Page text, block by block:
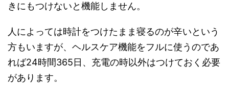
きにもつけないと機能しません。
人によっては時計をつけたまま寝るのが辛いという
方もいますが、ヘルスケア機能をフルに使うのであ
れば24時間365日、充電の時以外はつけておく必要
があります。